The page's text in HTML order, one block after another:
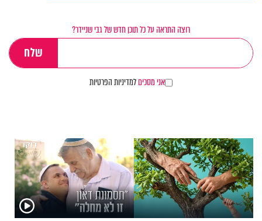
רוצה התראה על כל תוכן חדש של גבי שניידר?
אני מסכיםלמדיניות הפרטיות